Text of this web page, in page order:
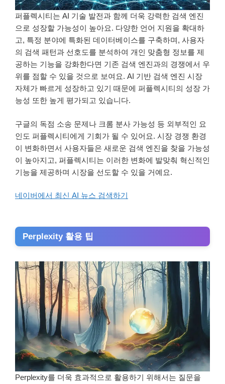
퍼플렉시티는 AI 기술 발전과 함께 더욱 강력한 검색 엔진
으로 성장할 가능성이 높아요. 다양한 언어 지원을 확대하
고, 특정 분야에 특화된 데이터베이스를 구축하며, 사용자
의 검색 패턴과 선호도를 분석하여 개인 맞춤형 정보를 제
공하는 기능을 강화한다면 기존 검색 엔진과의 경쟁에서 우
위를 점할 수 있을 것으로 보여요. AI 기반 검색 엔진 시장
자체가 빠르게 성장하고 있기 때문에 퍼플렉시티의 성장 가
능성 또한 높게 평가되고 있습니다.
구글의 독점 소송 문제나 크롬 분사 가능성 등 외부적인 요
인도 퍼플렉시티에게 기회가 될 수 있어요. 시장 경쟁 환경
이 변화하면서 사용자들은 새로운 검색 엔진을 찾을 가능성
이 높아지고, 퍼플렉시티는 이러한 변화에 발맞춰 혁신적인
기능을 제공하며 시장을 선도할 수 있을 거예요.
네이버에서 최신 AI 뉴스 검색하기
Perplexity 활용 팁
Perplexity를 더욱 효과적으로 활용하기 위해서는 질문을